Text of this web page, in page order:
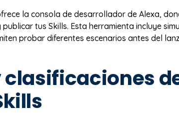
la consola de desarrollador de Alexa,
tus Skills. Esta herramienta incluye
probar diferentes escenarios antes del
clasificaciones